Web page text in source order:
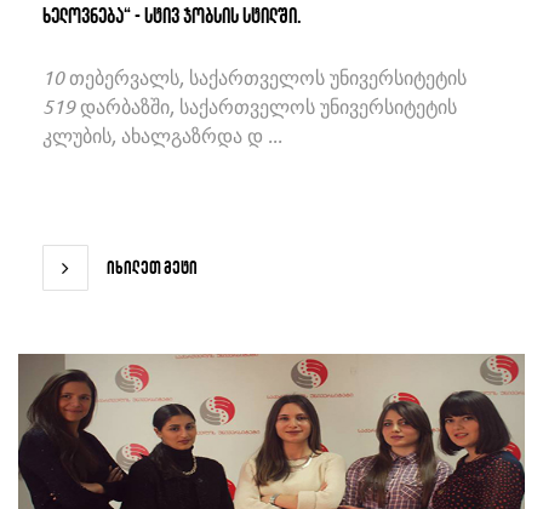
ხელოვნება“ - სტივ ჯობსის სტილში.
10 თებერვალს, საქართველოს უნივერსიტეტის
519 დარბაზში, საქართველოს უნივერსიტეტის
კლუბის, ახალგაზრდა დ ...
იხილეთ მეტი
იხილეთ მეტი